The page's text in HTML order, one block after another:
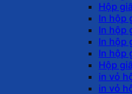
Hộp
In hộp
In hộp
In hộp
In hộp
Hộp
in vỏ
in vỏ